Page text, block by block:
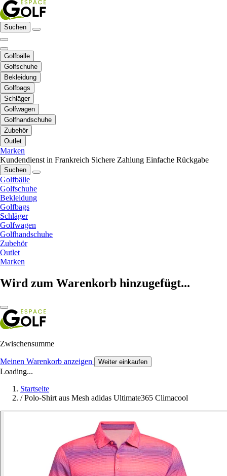
Suchen
Golfbälle
Golfschuhe
Bekleidung
Golfbags
Schläger
Golfwagen
Golfhandschuhe
Zubehör
Outlet
Marken
Kundendienst in Frankreich Sichere Zahlung Einfache Rückgabe
Suchen
Golfbälle
Golfschuhe
Bekleidung
Golfbags
Schläger
Golfwagen
Golfhandschuhe
Zubehör
Outlet
Marken
Wird zum Warenkorb hinzugefügt...
Zwischensumme
Meinen Warenkorb anzeigen Weiter einkaufen
Loading...
Startseite
/ Polo-Shirt aus Mesh adidas Ultimate365 Climacool